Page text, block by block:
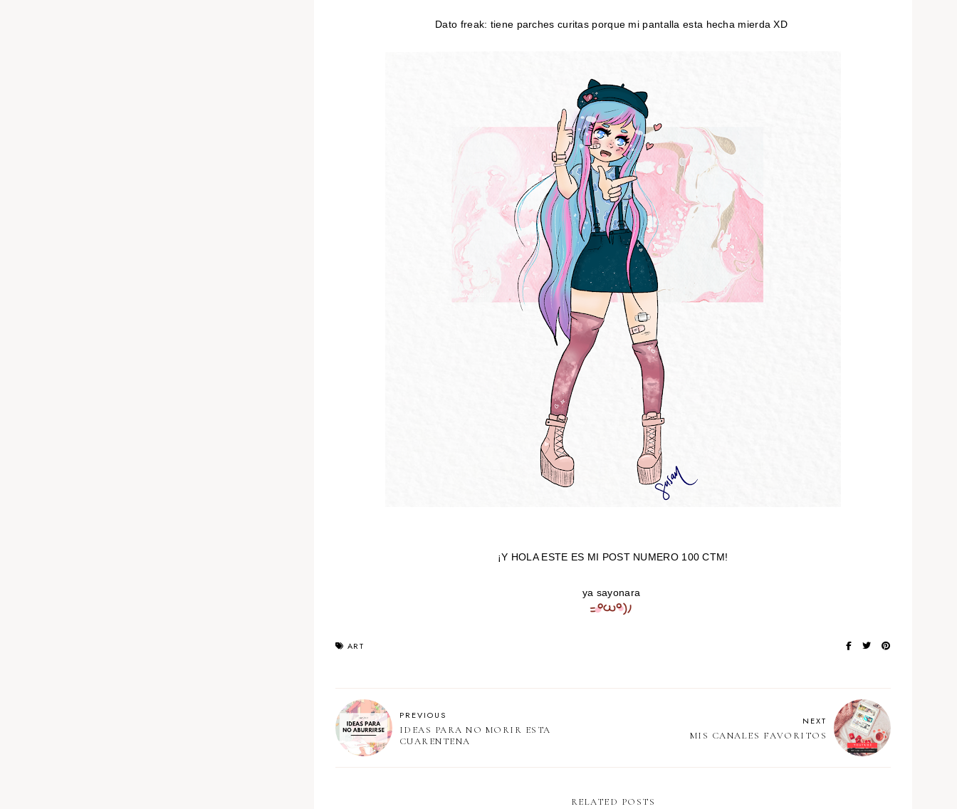
Dato freak: tiene parches curitas porque mi pantalla esta hecha mierda XD
¡Y HOLA ESTE ES MI POST NUMERO 100 CTM!
ya sayonara
ART
PREVIOUS
IDEAS PARA NO MORIR ESTA
CUARENTENA
NEXT
MIS CANALES FAVORITOS
RELATED POSTS